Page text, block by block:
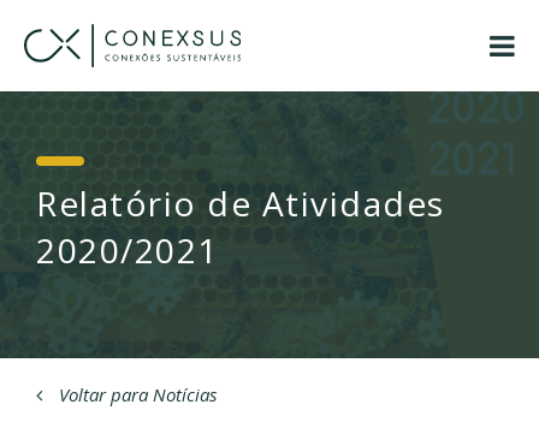
Relatório de Atividades
2020/2021
Voltar para Notícias